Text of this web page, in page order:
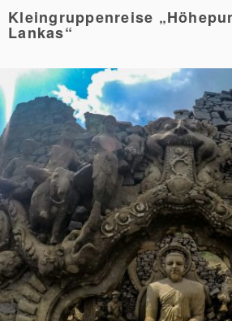
Kleingruppenreise
Lankas“